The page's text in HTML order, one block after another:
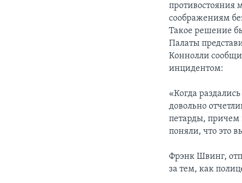
противостояния
соображениям
Такое решение
Палаты
Коннолли
инцидентом:
«Когда
довольно
петарды, причем
поняли, что это
Фрэнк Швинг,
за тем, как